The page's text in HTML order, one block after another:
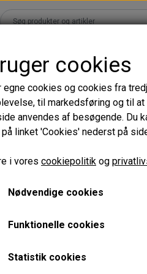
Shop
- Sort
Collection
Accessories
Patches &
Diverse
Kurser
Magnetic lash extension holder
cookies
egne cookies og cookies fra
til markedsføring og til at
anvendes af besøgende. Du
linket 'Cookies' nederst på
i vores cookiepolitik og
Nødvendige cookies
Funktionelle cookies
Statistik cookies